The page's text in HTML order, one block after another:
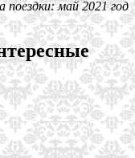
поездки: май 2021 год